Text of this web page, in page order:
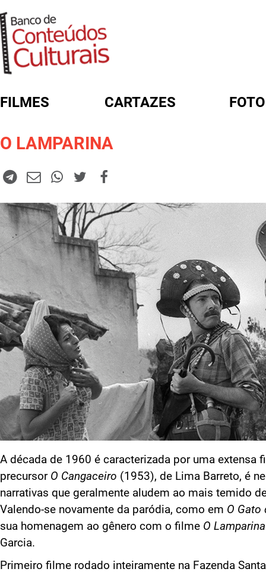
FILMES CARTAZES
O LAMPARINA
A década de 1960 é caracterizada por uma
precursor O Cangaceiro (1953), de Lima Barreto, é
narrativas que geralmente aludem ao mais temido
Valendo-se novamente da paródia, como em O Gato
sua homenagem ao gênero com o filme O Lamparina
Garcia.
Primeiro filme rodado inteiramente na Fazenda
FORMULÁRIO DE BUSCA